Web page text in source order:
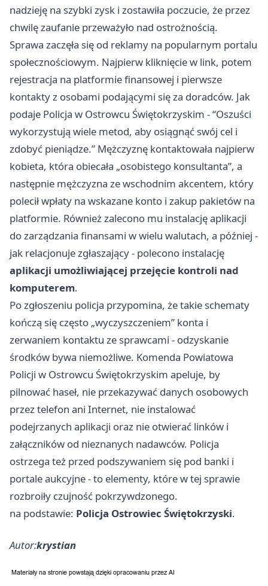
nadzieję na szybki zysk i zostawiła poczucie, że przez
chwilę zaufanie przeważyło nad ostrożnością.
Sprawa zaczęła się od reklamy na popularnym portalu
społecznościowym. Najpierw kliknięcie w link, potem
rejestracja na platformie finansowej i pierwsze
kontakty z osobami podającymi się za doradców. Jak
podaje Policja w Ostrowcu Świętokrzyskim - “Oszuści
wykorzystują wiele metod, aby osiągnąć swój cel i
zdobyć pieniądze.” Mężczyznę kontaktowała najpierw
kobieta, która obiecała „osobistego konsultanta”, a
następnie mężczyzna ze wschodnim akcentem, który
polecił wpłaty na wskazane konto i zakup pakietów na
platformie. Również zalecono mu instalację aplikacji
do zarządzania finansami w wielu walutach, a później -
jak relacjonuje zgłaszający - polecono instalację
aplikacji umożliwiającej przejęcie kontroli nad
komputerem.
Po zgłoszeniu policja przypomina, że takie schematy
kończą się często „wyczyszczeniem” konta i
zerwaniem kontaktu ze sprawcami - odzyskanie
środków bywa niemożliwe. Komenda Powiatowa
Policji w Ostrowcu Świętokrzyskim apeluje, by
pilnować haseł, nie przekazywać danych osobowych
przez telefon ani Internet, nie instalować
podejrzanych aplikacji oraz nie otwierać linków i
załączników od nieznanych nadawców. Policja
ostrzega też przed podszywaniem się pod banki i
portale aukcyjne - to elementy, które w tej sprawie
rozbroiły czujność pokrzywdzonego.
na podstawie: Policja Ostrowiec Świętokrzyski.
Autor:krystian